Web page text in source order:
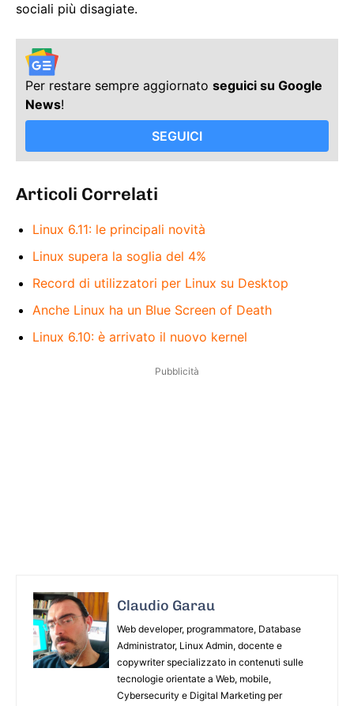
sociali più disagiate.
Per restare sempre aggiornato seguici su Google
News!
SEGUICI
Articoli Correlati
Linux 6.11: le principali novità
Linux supera la soglia del 4%
Record di utilizzatori per Linux su Desktop
Anche Linux ha un Blue Screen of Death
Linux 6.10: è arrivato il nuovo kernel
Pubblicità
Claudio Garau
Web developer, programmatore, Database
Administrator, Linux Admin, docente e
copywriter specializzato in contenuti sulle
tecnologie orientate a Web, mobile,
Cybersecurity e Digital Marketing per